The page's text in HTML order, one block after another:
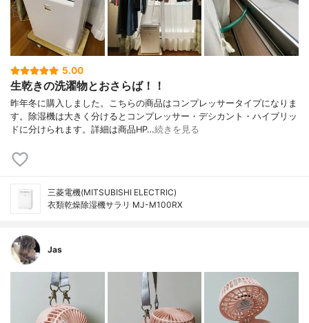
5.00
生乾きの洗濯物とおさらば！！
昨年冬に購入しました。こちらの商品はコンプレッサータイプになりま
す。除湿機は大きく分けるとコンプレッサー・デシカント・ハイブリッ
ドに分けられます。詳細は商品HP…続きを見る
三菱電機(MITSUBISHI ELECTRIC)
衣類乾燥除湿機サラリ MJ-M100RX
Jas